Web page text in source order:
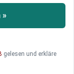
»
gelesen und erkläre